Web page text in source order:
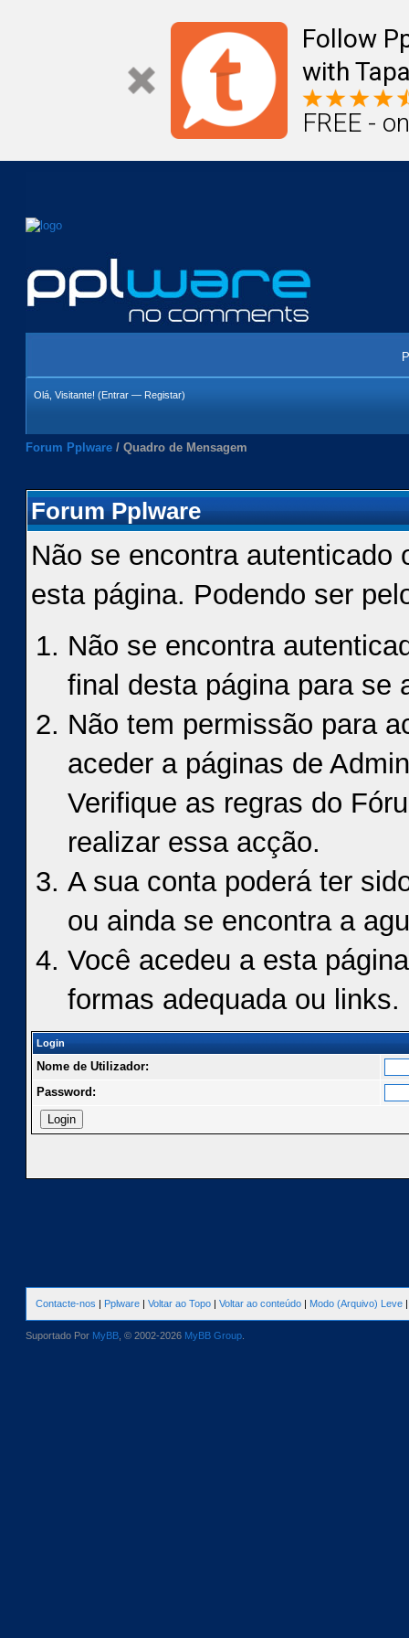
Follow
with
FREE -
Olá, Visitante! (Entrar — Registar)
Forum Pplware / Quadro de Mensagem
Forum Pplware
Não se encontra autenticado
esta página. Podendo ser
Não se encontra
final desta página para se
Não tem permissão para
aceder a páginas de
Verifique as regras do
realizar essa acção.
A sua conta poderá ter
ou ainda se encontra a
Você acedeu a esta
formas adequada ou links.
Login
Nome de Utilizador:
Password:
Contacte-nos | Pplware | Voltar ao Topo | Voltar ao conteúdo | Modo (Arquivo) Leve
Suportado Por MyBB , © 2002-2026 MyBB Group